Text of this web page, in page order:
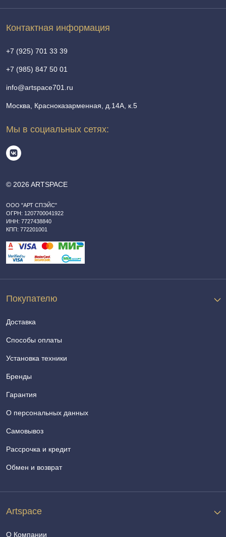
© 2026 ARTSPACE
ООО "АРТ СПЭЙС"
ОГРН: 1207700041922
ИНН: 7727438840
КПП: 772201001
Покупателю
Доставка
Способы оплаты
Установка техники
Бренды
Гарантия
О персональных данных
Самовывоз
Рассрочка и кредит
Обмен и возврат
Artspace
О Компании
Контактная информация
+7 (925) 701 33 39
+7 (985) 847 50 01
info@artspace701.ru
Москва, Красноказарменная, д.14А, к.5
Мы в социальных сетях: